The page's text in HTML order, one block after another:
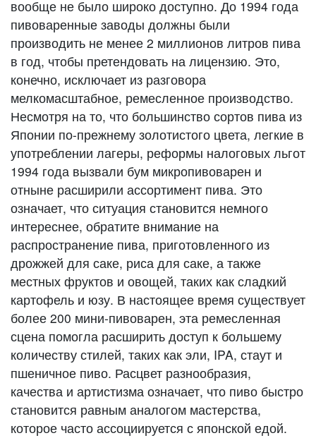
вообще не было широко доступно. До 1994 года
пивоваренные заводы должны были
производить не менее 2 миллионов литров пива
в год, чтобы претендовать на лицензию. Это,
конечно, исключает из разговора
мелкомасштабное, ремесленное производство.
Несмотря на то, что большинство сортов пива из
Японии по-прежнему золотистого цвета, легкие в
употреблении лагеры, реформы налоговых льгот
1994 года вызвали бум микропивоварен и
отныне расширили ассортимент пива. Это
означает, что ситуация становится немного
интереснее, обратите внимание на
распространение пива, приготовленного из
дрожжей для саке, риса для саке, а также
местных фруктов и овощей, таких как сладкий
картофель и юзу. В настоящее время существует
более 200 мини-пивоварен, эта ремесленная
сцена помогла расширить доступ к большему
количеству стилей, таких как эли, IPA, стаут ​​и
пшеничное пиво. Расцвет разнообразия,
качества и артистизма означает, что пиво быстро
становится равным аналогом мастерства,
которое часто ассоциируется с японской едой.